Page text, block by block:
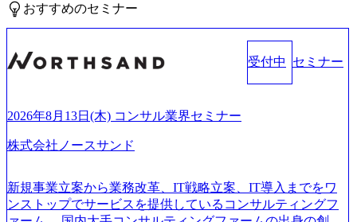
おすすめのセミナー
受付中 セミナー
2026年8月13日(木) コンサル業界セミナー
株式会社ノースサンド
新規事業立案から業務改革、IT戦略立案、IT導入までをワ
ンストップでサービスを提供しているコンサルティングフ